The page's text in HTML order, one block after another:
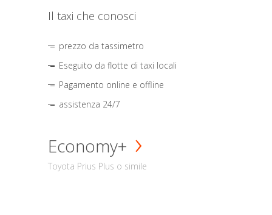
Il taxi che conosci
prezzo da tassimetro
Eseguito da flotte di taxi locali
Pagamento online e offline
assistenza 24/7
Economy+
Toyota Prius Plus o simile